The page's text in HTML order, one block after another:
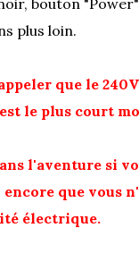
bouton
plus loin.
que le
le plus court
l'aventure si
encore que vous
électrique.